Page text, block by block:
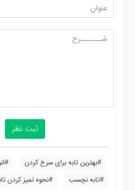
#بهترین تابه برای سرخ کردن
#تابه نچسب
#نحوه تمیز کردن